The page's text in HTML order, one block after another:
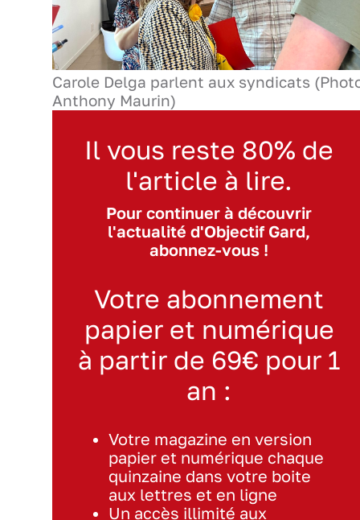
Carole Delga parlent aux syndicats
Anthony Maurin)
Il vous reste 80% de
l'article à lire.
Pour continuer à découvrir
l'actualité d'Objectif Gard,
abonnez-vous !
Votre abonnement
papier et numérique
à partir de 69€ pour 1
an :
Votre magazine en version
papier et numérique chaque
quinzaine dans votre boite
aux lettres et en ligne
Un accès illimité aux